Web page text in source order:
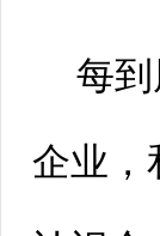
每
企业，